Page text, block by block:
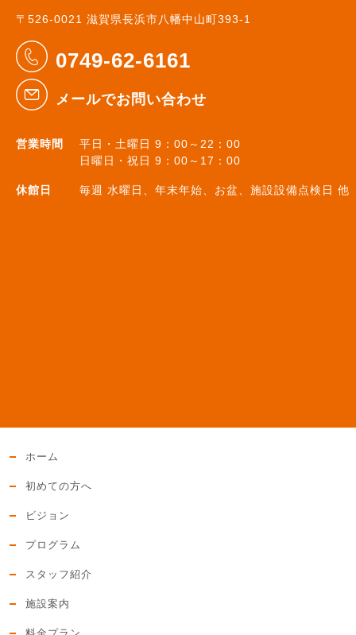
〒526-0021 滋賀県長浜市八幡中山町393-1
0749-62-6161
メールでお問い合わせ
営業時間
平日・土曜日 9：00～22：00
日曜日・祝日 9：00～17：00
休館日 毎週 水曜日、年末年始、お盆、施設設備点検日 他
ホーム
初めての方へ
ビジョン
プログラム
スタッフ紹介
施設案内